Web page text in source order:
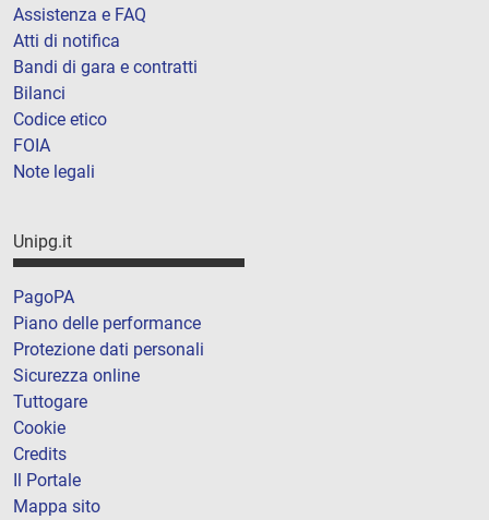
Assistenza e FAQ
Atti di notifica
Bandi di gara e contratti
Bilanci
Codice etico
FOIA
Note legali
Unipg.it
PagoPA
Piano delle performance
Protezione dati personali
Sicurezza online
Tuttogare
Cookie
Credits
Il Portale
Mappa sito